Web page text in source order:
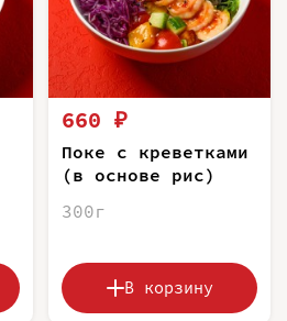
660 ₽
Поке с креветками
(в основе рис)
300г
В корзину